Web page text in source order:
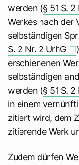
werden (§ 51 S. 2
Werkes nach der
selbständigen
S. 2 Nr. 2 UrhG
erschienenen
selbständigen
werden (§ 51 S.
in einem
zitiert wird, dem
zitierende Werk
Zudem dürfen